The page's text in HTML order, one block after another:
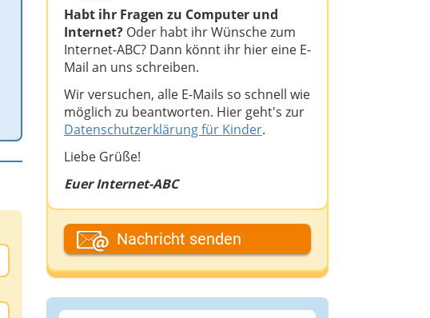
Habt ihr Fragen zu Computer und
Internet? Oder habt ihr Wünsche zum
Internet-ABC? Dann könnt ihr hier eine E-
Mail an uns schreiben.
Wir versuchen, alle E-Mails so schnell wie
möglich zu beantworten. Hier geht's zur
Datenschutzerklärung für Kinder.
Liebe Grüße!
Euer Internet-ABC
Dein Fantasiename
Deine E-Mail-Adresse (wenn du eine
Nachricht senden